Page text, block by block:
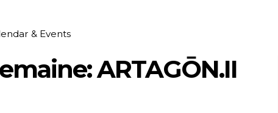
& Events
ARTAGŌN.II